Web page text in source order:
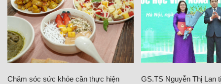
Chăm sóc sức khỏe cần thực hiện
GS.TS Nguyễn Thị Lan